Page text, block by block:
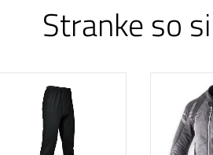
Stranke so